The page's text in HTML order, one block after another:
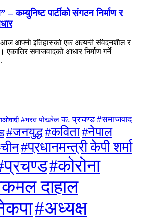
कम्युनिष्ट पार्टीको संगठन निर्माण र
आज आफ्नो इतिहासको एक अत्यन्तै संवेदनशील र
एकातिर समाजवादको आधार निर्माण गर्ने
#भरत पोखरेल क. प्रचण्ड #समाजवाद
#जनयुद्ध#कविता#नेपाल
#प्रधानमन्त्री केपी शर्मा
#कोरोना
दाहाल
#अध्यक्ष